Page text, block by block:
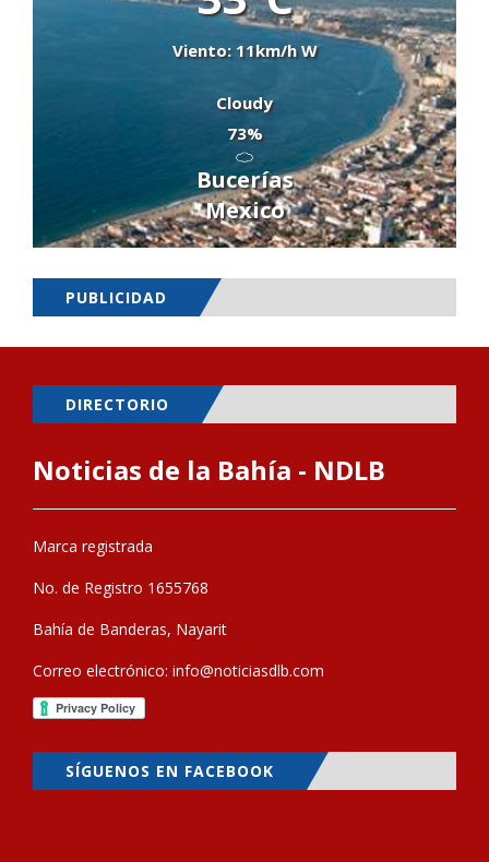
Viento: 11km/h W
Cloudy
73%
Bucerías
Mexico
PUBLICIDAD
DIRECTORIO
Noticias de la Bahía - NDLB
Marca registrada
No. de Registro 1655768
Bahía de Banderas, Nayarit
Correo electrónico: info@noticiasdlb.com
SÍGUENOS EN FACEBOOK